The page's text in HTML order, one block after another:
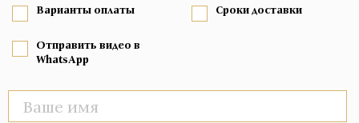
Варианты оплаты Сроки доставки
Отправить видео в
WhatsApp